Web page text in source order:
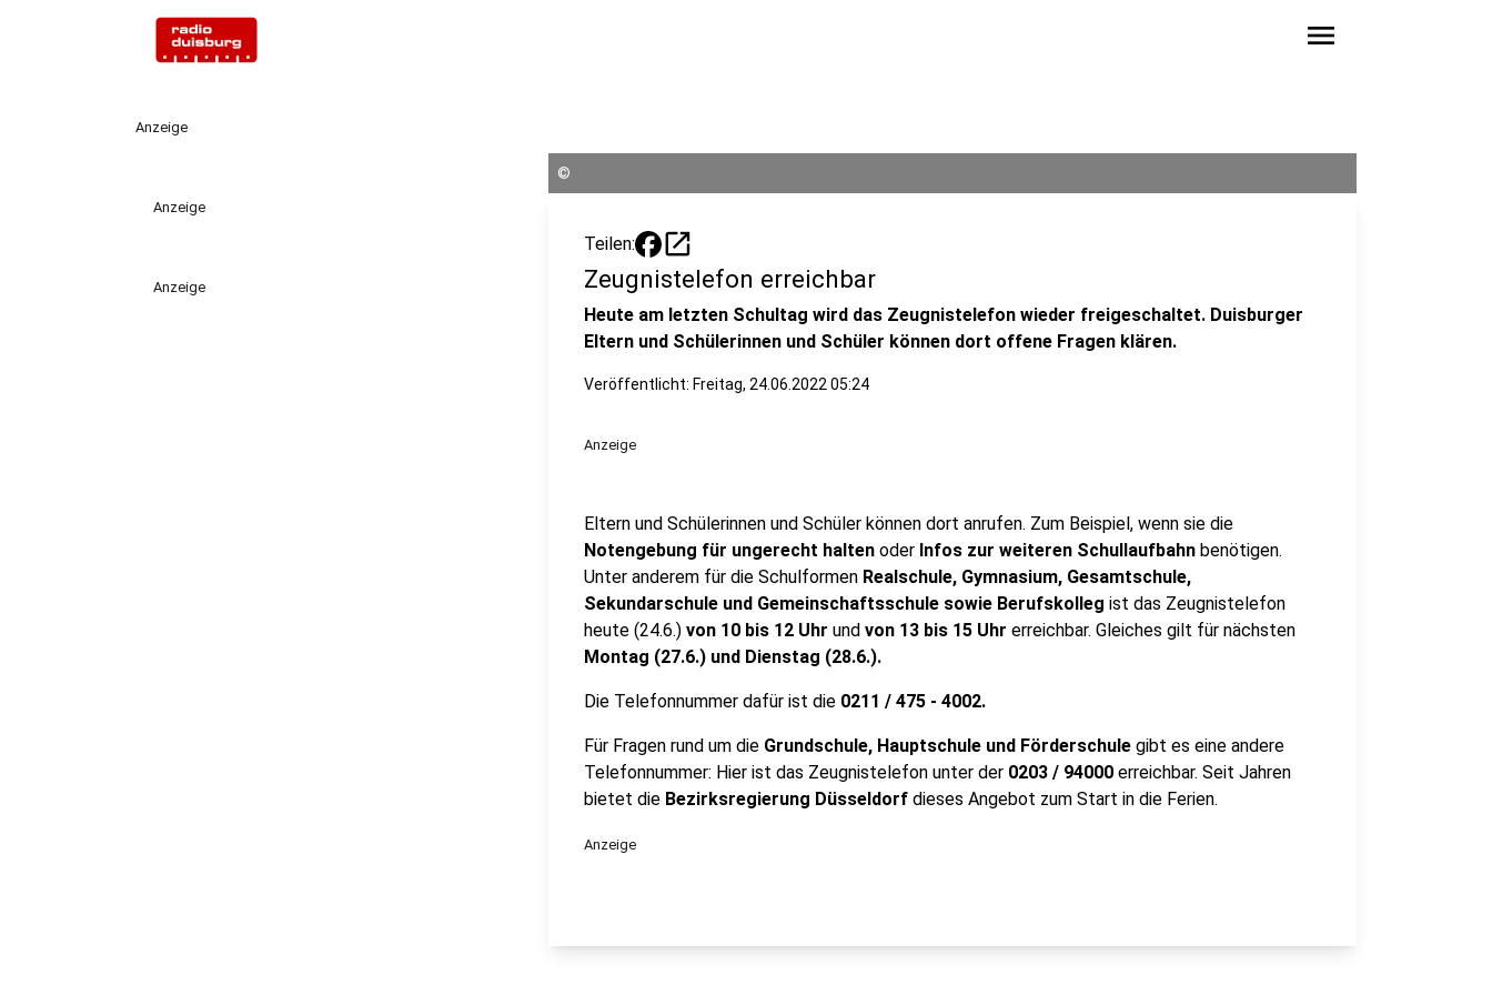
menu
Anzeige
Anzeige
Anzeige
©
Teilen: open_in_new
Zeugnistelefon erreichbar
Heute am letzten Schultag wird das Zeugnistelefon wieder freigeschaltet. Duisburger
Eltern und Schülerinnen und Schüler können dort offene Fragen klären.
Veröffentlicht: Freitag, 24.06.2022 05:24
Anzeige
Eltern und Schülerinnen und Schüler können dort anrufen. Zum Beispiel, wenn sie die
Notengebung für ungerecht halten oder Infos zur weiteren Schullaufbahn benötigen.
Unter anderem für die Schulformen Realschule, Gymnasium, Gesamtschule,
Sekundarschule und Gemeinschaftsschule sowie Berufskolleg ist das Zeugnistelefon
heute (24.6.) von 10 bis 12 Uhr und von 13 bis 15 Uhr erreichbar. Gleiches gilt für nächsten
Montag (27.6.) und Dienstag (28.6.).
Die Telefonnummer dafür ist die 0211 / 475 - 4002.
Für Fragen rund um die Grundschule, Hauptschule und Förderschule gibt es eine andere
Telefonnummer: Hier ist das Zeugnistelefon unter der 0203 / 94000 erreichbar. Seit Jahren
bietet die Bezirksregierung Düsseldorf dieses Angebot zum Start in die Ferien.
Anzeige